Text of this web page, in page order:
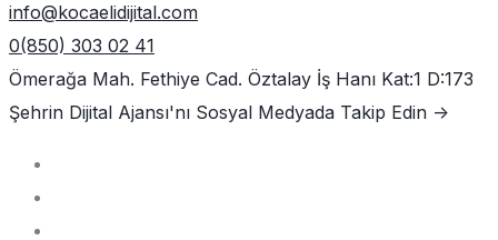
info@kocaelidijital.com
0(850) 303 02 41
Ömerağa Mah. Fethiye Cad. Öztalay İş Hanı Kat:1 D:173
Şehrin Dijital Ajansı'nı Sosyal Medyada Takip Edin ->